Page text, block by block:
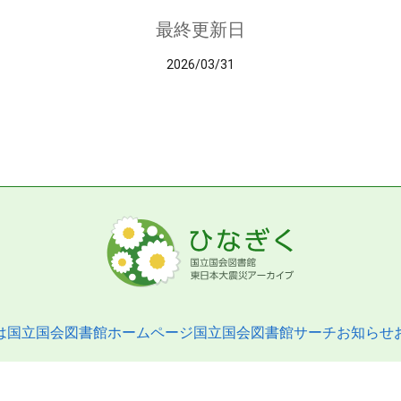
最終更新日
2026/03/31
国立国会図書館ホームページ国立国会図書館サーチお知らせ